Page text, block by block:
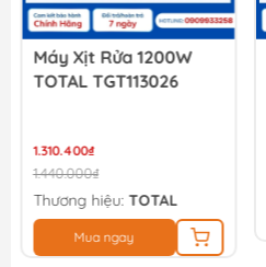
Máy Xịt Rửa 1200W
TOTAL TGT113026
1.310.400₫
1.440.000₫
Thương hiệu: TOTAL
Mua ngay